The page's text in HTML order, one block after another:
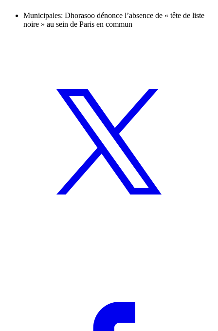
Municipales: Dhorasoo dénonce l’absence de « tête de liste
noire » au sein de Paris en commun